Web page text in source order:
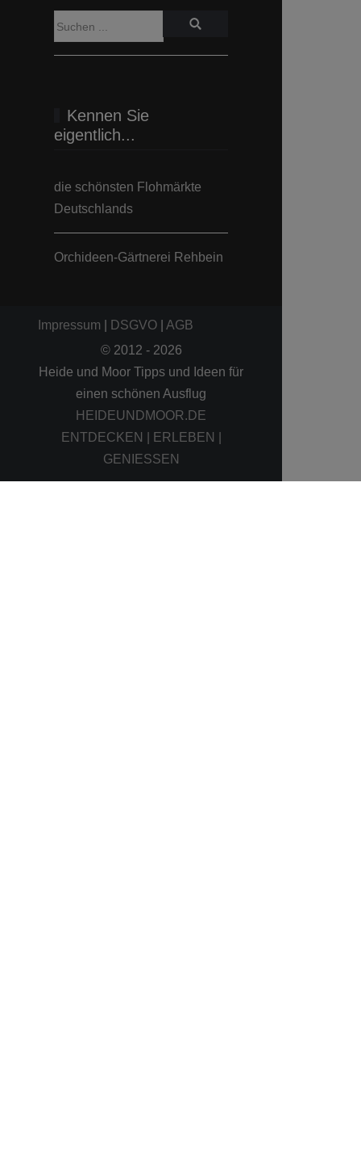
Kennen Sie
eigentlich...
die schönsten Flohmärkte
Deutschlands
Orchideen-Gärtnerei Rehbein
Impressum DSGVO
AGB
© 2012 - 2026
Heide und Moor Tipps und Ideen für
einen schönen Ausflug
HEIDEUNDMOOR.DE
ENTDECKEN | ERLEBEN |
GENIESSEN